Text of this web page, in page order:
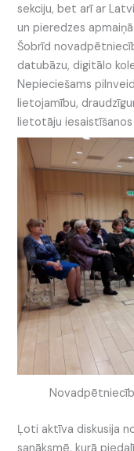
sekciju, bet arī ar
un pieredzes
Šobrīd
datubāzu, digitālo
Nepieciešams
lietojamību,
lietotāju
Ļoti aktīva diskusija